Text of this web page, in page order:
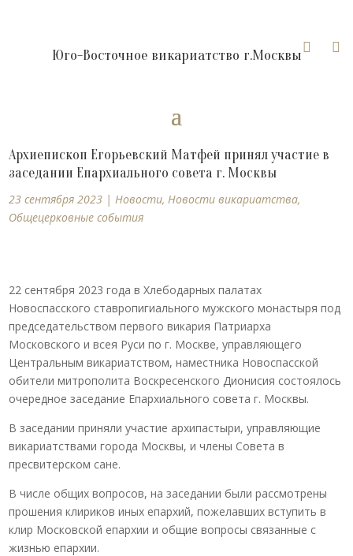
 
Юго-Восточное викариатство г.Москвы
Архиепископ Егорьевский Матфей принял участие в
заседании Епархиального совета г. Москвы
23 сентября 2023 |Новости,Новости викариатства,
Общецерковные события
22 сентября 2023 года в Хлебодарных палатах
Новоспасского ставропигиального мужского монастыря под
председательством первого викария Патриарха
Московского и всея Руси по г. Москве, управляющего
Центральным викариатством, наместника Новоспасской
обители митрополита Воскресенского Дионисия состоялось
очередное заседание Епархиального совета г. Москвы.
В заседании приняли участие архипастыри, управляющие
викариатствами города Москвы, и члены Совета в
пресвитерском сане.
В числе общих вопросов, на заседании были рассмотрены
прошения клириков иных епархий, пожелавших вступить в
клир Московской епархии и общие вопросы связанные с
жизнью епархии.